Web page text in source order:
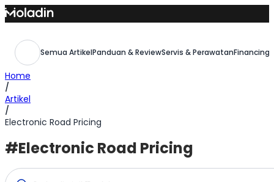
Skip
to
Semua ArtikelPanduan & ReviewServis & Perawatan
Home
/
Artikel
/
Electronic Road Pricing
#Electronic Road Pricing